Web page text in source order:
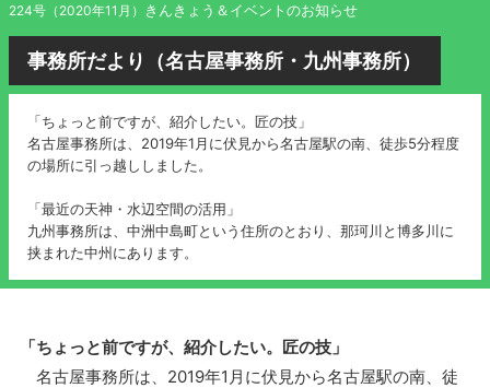
224号（2020年11月） きんきょう＆イベントのお知らせ
事務所だより（名古屋事務所・九州事務所）
「ちょっと前ですが、紹介したい。匠の技」
名古屋事務所は、2019年1月に伏見から名古屋駅の南、徒歩5分程度
の場所に引っ越ししました。
「最近の天神・水辺空間の活用」
九州事務所は、中洲中島町という住所のとおり、那珂川と博多川に
挟まれた中州にあります。
「ちょっと前ですが、紹介したい。匠の技」
名古屋事務所は、2019年1月に伏見から名古屋駅の南、徒